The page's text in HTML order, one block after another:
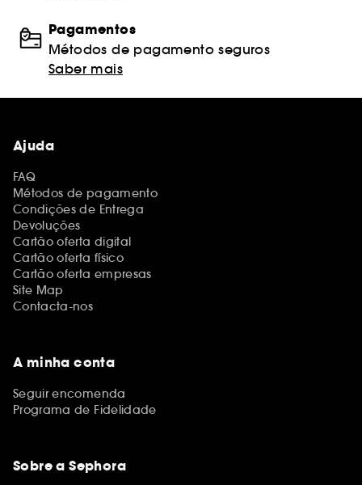
Pagamentos
Métodos de pagamento seguros
Saber mais
Ajuda
FAQ
Métodos de pagamento
Condições de Entrega
Devoluções
Cartão oferta digital
Cartão oferta físico
Cartão oferta empresas
Site Map
Contacta-nos
A minha conta
Seguir encomenda
Programa de Fidelidade
Sobre a Sephora